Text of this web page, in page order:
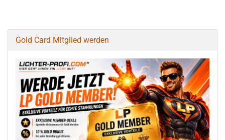
Gold Card Mitglied werden